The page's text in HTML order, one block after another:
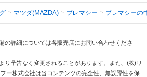
マツダ(MAZDA) プレマシー プレマシーの
の詳細については各販売店にお問い合わせくださ
り予告なく変更されることがあります。また、(株)リ
ー株式会社は当コンテンツの完全性、無誤謬性を保